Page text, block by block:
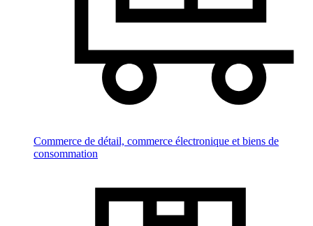
Commerce de détail, commerce électronique et biens de
consommation